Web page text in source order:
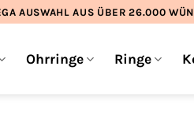
AUSWAHL AUS ÜBER 26.000
Ohrringe Ringe